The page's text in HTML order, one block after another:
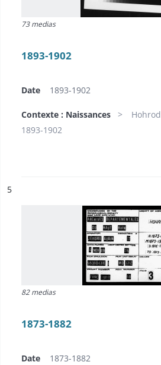
73 medias
1893-1902
Date 1893-1902
Contexte : Naissances Hohrod
1893-1902
n°
5
82 medias
1873-1882
Date 1873-1882